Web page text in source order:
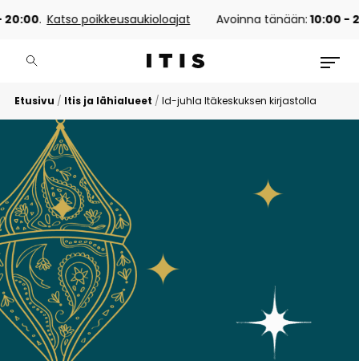
. Katso poikkeusaukioloajat Avoinna tänään:10:00 -
Etusivu / Itis ja lähialueet / Id-juhla Itäkeskuksen kirjastolla